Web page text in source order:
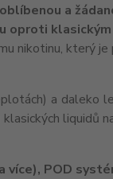
a
oproti
nikotinu, který
a
liquidů
více), POD